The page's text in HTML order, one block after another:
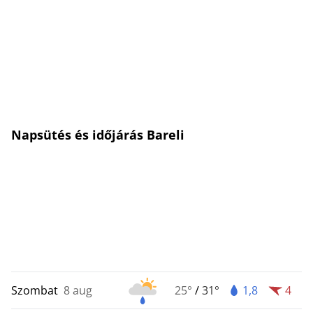
Napsütés és időjárás Bareli
Szombat 8 aug 25° /31° 1,8 4